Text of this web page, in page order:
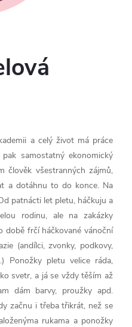
a celý život má práce
samostatný ekonomický
člověk všestranných zájmů,
a dotáhnu to do konce. Na
patnácti let pletu, háčkuju a
rodinu, ale na zakázky
době frčí háčkované vánoční
(andílci, zvonky, podkovy,
Ponožky pletu velice ráda,
svetr, a já se vždy těším až
dám barvy, proužky apd.
začnu i třeba třikrát, než se
rukama a ponožky